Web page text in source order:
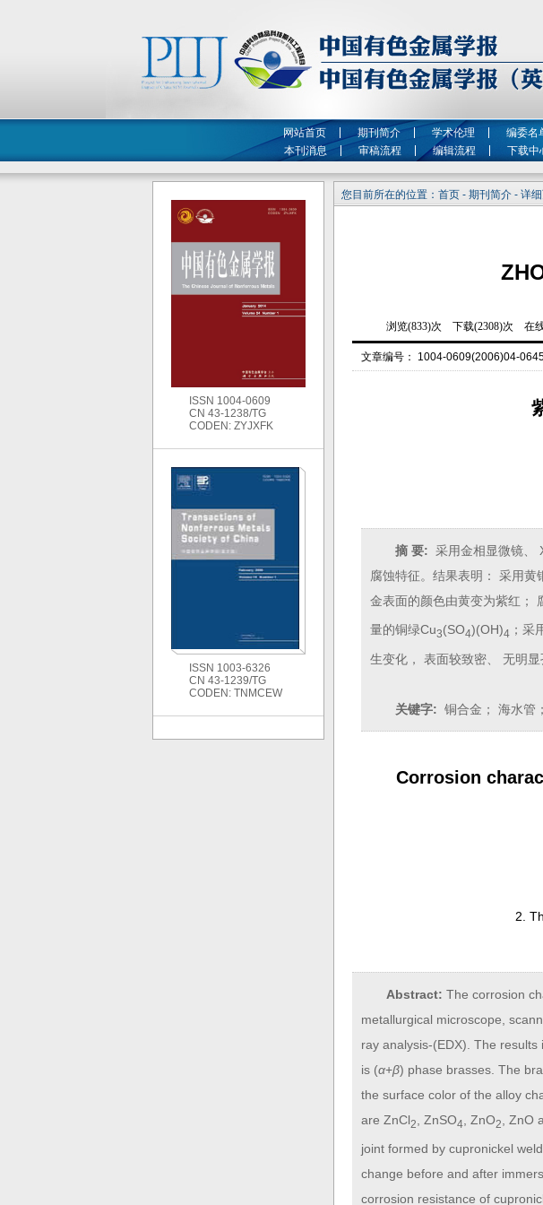
网站首页 期刊简介 学术伦理 编委名
本刊消息
审稿流程 编辑流程 下载中
您目前所在的位置：首页 - 期刊简介 - 详
文章编号： 1004-0609(2006)04-
摘 要:
采用金相显微镜、
腐蚀特征。结果表明： 采用黄
金表面的颜色由黄变为紫红；
量的铜绿Cu3(SO4)(OH)4 ；采
生变化， 表面较致密、 无明
关键字: 铜合金； 海水管
Corrosion
2.
Abstract: The corrosion
metallurgical microscope,
ray analysis-(EDX). The
is (α+β) phase brasses. The
the surface color of the alloy
are ZnCl2 , ZnSO4 , ZnO2 , ZnO
joint formed by cupronickel
change before and after
corrosion resistance of
ISSN 1004-0609
CN 43-1238/TG
CODEN: ZYJXFK
ISSN 1003-6326
CN 43-1239/TG
CODEN: TNMCEW